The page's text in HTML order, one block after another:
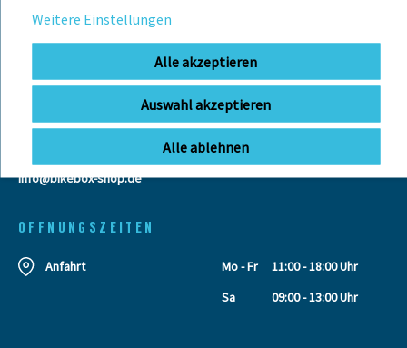
BIKEBOX GmbH
Stuttgarter Str. 72 78628 Rottweil-
Neufra
info@bikebox-shop.de
0741 206770-00
Telefonzeiten:
Mo-Fr: 09:00 - 12:00 Uhr
OFFNUNGSZEITEN
Anfahrt Mo - Fr
11:00 - 18:00 Uhr
Sa
09:00 - 13:00 Uhr
Weitere Einstellungen
Alle akzeptieren
Auswahl akzeptieren
Alle ablehnen